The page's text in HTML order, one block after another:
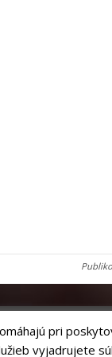
pri
vyjadrujete